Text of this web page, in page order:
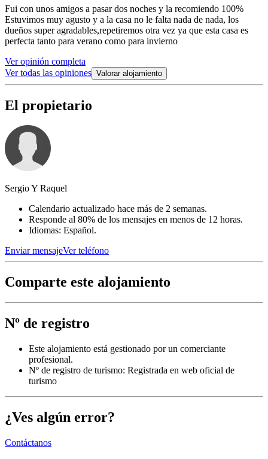
Fui con unos amigos a pasar dos noches y la recomiendo 100%
Estuvimos muy agusto y a la casa no le falta nada de nada, los
dueños super agradables,repetiremos otra vez ya que esta casa es
perfecta tanto para verano como para invierno
Ver opinión completa
Ver todas las opiniones Valorar alojamiento
El propietario
Sergio Y Raquel
Calendario actualizado hace más de 2 semanas.
Responde al 80% de los mensajes en menos de 12 horas.
Idiomas: Español.
Enviar mensajeVer teléfono
Comparte este alojamiento
Nº de registro
Este alojamiento está gestionado por un comerciante
profesional.
Nº de registro de turismo: Registrada en web oficial de
turismo
¿Ves algún error?
Contáctanos